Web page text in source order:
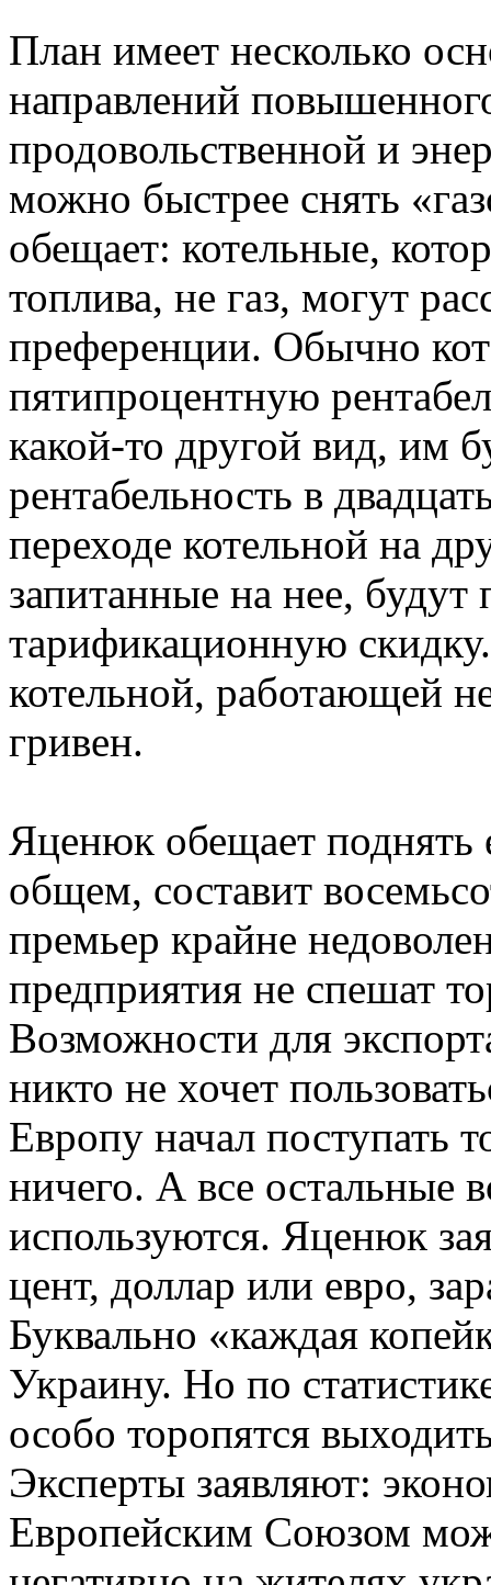
План имеет несколько
направлений
продовольственной и
можно быстрее снять
обещает: котельные,
топлива, не газ, могут
преференции. Обычно
пятипроцентную
какой-то другой вид, им
рентабельность в
переходе котельной на
запитанные на нее,
тарификационную
котельной, работающей
гривен.
Яценюк обещает поднять
общем, составит
премьер крайне
предприятия не спешат
Возможности для
никто не хочет
Европу начал поступать
ничего. А все остальные
используются. Яценюк
цент, доллар или евро,
Буквально «каждая
Украину. Но по
особо торопятся
Эксперты заявляют:
Европейским Союзом